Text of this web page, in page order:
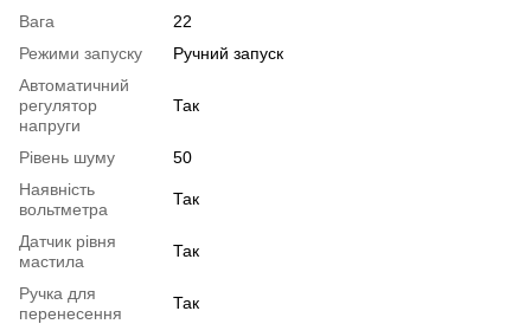
Вага
22
Режими запуску
Ручний запуск
Автоматичний
регулятор
напруги
Так
Рівень шуму
50
Наявність
вольтметра
Так
Датчик рівня
мастила
Так
Ручка для
перенесення
Так